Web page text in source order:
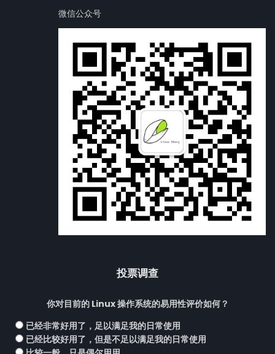
微信公众号
投票调查
你对目前的 Linux 操作系统的易用性评价如何？
已经非常好用了，足以满足我的日常使用
已经比较好用了，但是不足以满足我的日常使用